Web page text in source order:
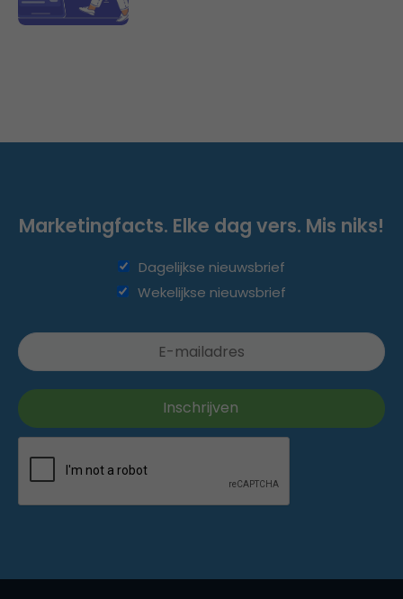
Marketingfacts. Elke dag vers. Mis niks!
Dagelijkse nieuwsbrief
Wekelijkse nieuwsbrief